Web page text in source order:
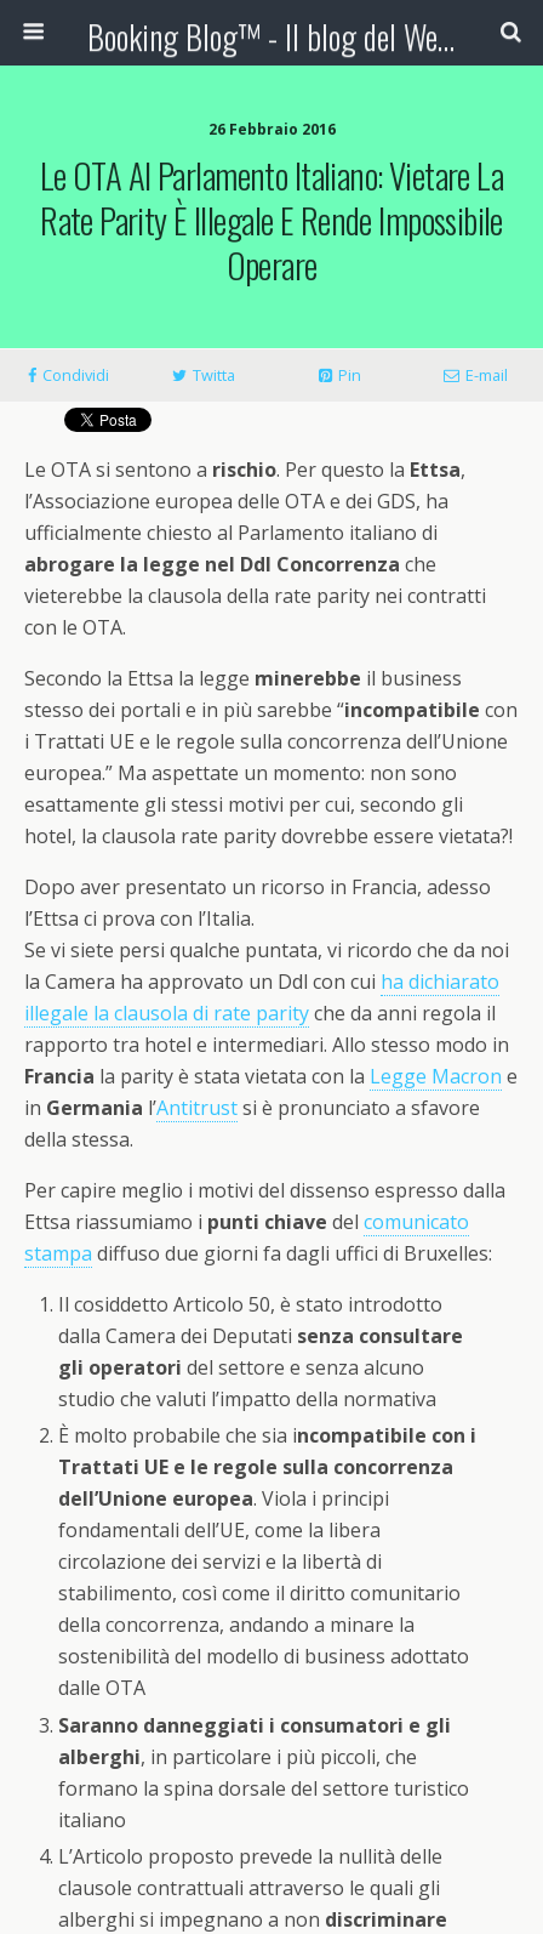
Booking Blog™ - Il blog del Web Marketing Turistico
26 Febbraio 2016
Le OTA Al Parlamento Italiano: Vietare La
Rate Parity È Illegale E Rende Impossibile
Operare
Condividi Twitta Pin E-mail
Le OTA si sentono a rischio. Per questo la Ettsa,
l’Associazione europea delle OTA e dei GDS, ha
ufficialmente chiesto al Parlamento italiano di
abrogare la legge nel Ddl Concorrenza che
vieterebbe la clausola della rate parity nei contratti
con le OTA.
Secondo la Ettsa la legge minerebbe il business
stesso dei portali e in più sarebbe “incompatibile con
i Trattati UE e le regole sulla concorrenza dell’Unione
europea.” Ma aspettate un momento: non sono
esattamente gli stessi motivi per cui, secondo gli
hotel, la clausola rate parity dovrebbe essere vietata?!
Dopo aver presentato un ricorso in Francia, adesso
l’Ettsa ci prova con l’Italia.
Se vi siete persi qualche puntata, vi ricordo che da noi
la Camera ha approvato un Ddl con cui ha dichiarato
illegale la clausola di rate parityche da anni regola il
rapporto tra hotel e intermediari. Allo stesso modo in
Francia la parity è stata vietata con la Legge Macron e
in Germania l’Antitrustsi è pronunciato a sfavore
della stessa.
Per capire meglio i motivi del dissenso espresso dalla
Ettsa riassumiamo i punti chiave del comunicato
stampa diffuso due giorni fa dagli uffici di Bruxelles:
Il cosiddetto Articolo 50, è stato introdotto
dalla Camera dei Deputati senza consultare
gli operatori del settore e senza alcuno
studio che valuti l’impatto della normativa
È molto probabile che sia incompatibile con i
Trattati UE e le regole sulla concorrenza
dell’Unione europea. Viola i principi
fondamentali dell’UE, come la libera
circolazione dei servizi e la libertà di
stabilimento, così come il diritto comunitario
della concorrenza, andando a minare la
sostenibilità del modello di business adottato
dalle OTA
Saranno danneggiati i consumatori e gli
alberghi, in particolare i più piccoli, che
formano la spina dorsale del settore turistico
italiano
L’Articolo proposto prevede la nullità delle
clausole contrattuali attraverso le quali gli
alberghi si impegnano a non discriminare